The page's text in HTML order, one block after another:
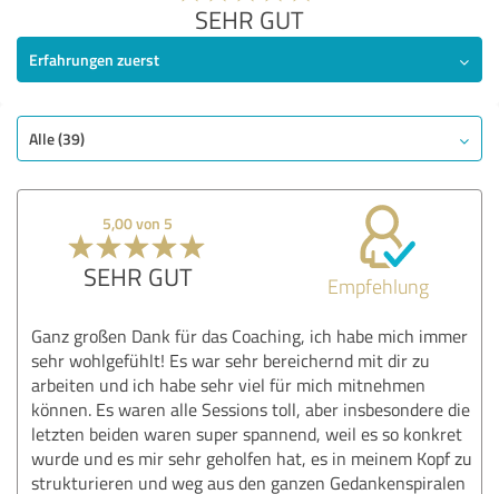
SEHR GUT
Erfahrungen zuerst
Alle (39)
5,00 von 5
SEHR GUT Empfehlung
Ganz großen Dank für das Coaching, ich habe mich immer
sehr wohlgefühlt! Es war sehr bereichernd mit dir zu
arbeiten und ich habe sehr viel für mich mitnehmen
können. Es waren alle Sessions toll, aber insbesondere die
letzten beiden waren super spannend, weil es so konkret
wurde und es mir sehr geholfen hat, es in meinem Kopf zu
strukturieren und weg aus den ganzen Gedankenspiralen